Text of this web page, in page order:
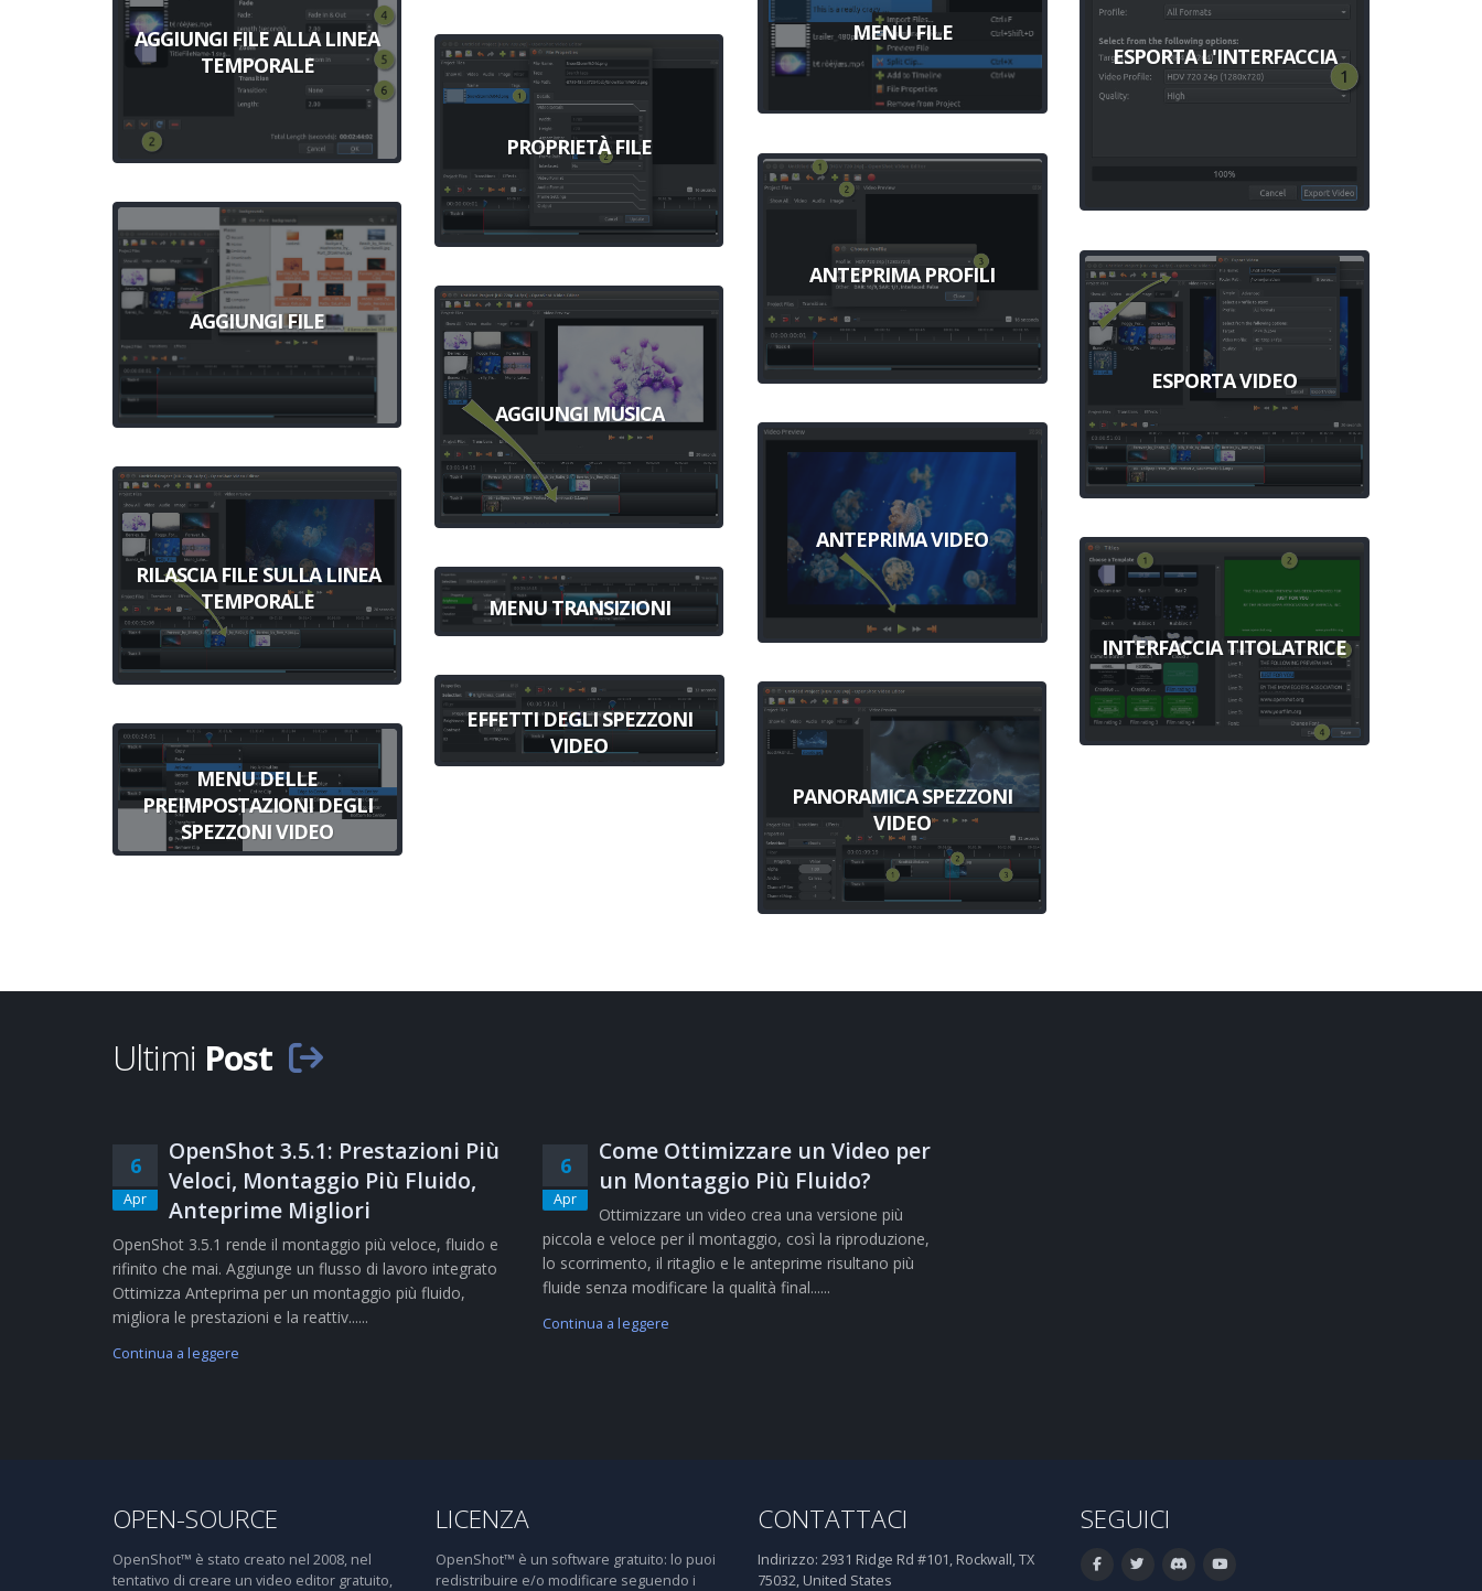
ESPORTA L'INTERFACCIA
AGGIUNGI FILE ALLA LINEA
TEMPORALE
MENU FILE
PROPRIETÀ FILE
ANTEPRIMA PROFILI
AGGIUNGI FILE
ESPORTA VIDEO
AGGIUNGI MUSICA
ANTEPRIMA VIDEO
RILASCIA FILE SULLA LINEA
TEMPORALE
INTERFACCIA TITOLATRICE
MENU TRANSIZIONI
EFFETTI DEGLI SPEZZONI
VIDEO
PANORAMICA SPEZZONI
VIDEO
MENU DELLE
PREIMPOSTAZIONI DEGLI
SPEZZONI VIDEO
Ultimi Post
6
Apr
OpenShot 3.5.1: Prestazioni Più
Veloci, Montaggio Più Fluido,
Anteprime Migliori
OpenShot 3.5.1 rende il montaggio più veloce, fluido e
rifinito che mai. Aggiunge un flusso di lavoro integrato
Ottimizza Anteprima per un montaggio più fluido,
migliora le prestazioni e la reattiv......
Continua a leggere
6
Apr
Come Ottimizzare un Video per
un Montaggio Più Fluido?
Ottimizzare un video crea una versione più
piccola e veloce per il montaggio, così la riproduzione,
lo scorrimento, il ritaglio e le anteprime risultano più
fluide senza modificare la qualità final......
Continua a leggere
OPEN-SOURCE
OpenShot™ è stato creato nel 2008, nel
tentativo di creare un video editor gratuito,
LICENZA
OpenShot™ è un software gratuito: lo puoi
redistribuire e/o modificare seguendo i
CONTATTACI
Indirizzo: 2931 Ridge Rd #101, Rockwall, TX
75032, United States
SEGUICI